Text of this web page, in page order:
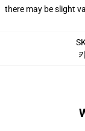
there may be slight